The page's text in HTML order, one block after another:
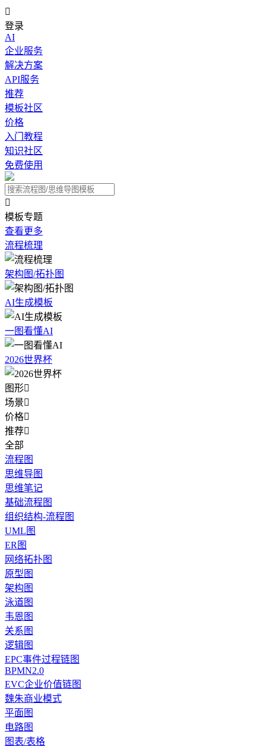

登录
AI
企业服务
解决方案
API服务
推荐
模板社区
价格
入门教程
知识社区
免费使用

模板专题
查看更多
流程梳理
架构图/拓扑图
AI生成模板
一图看懂AI
2026世界杯
图形
场景
价格
推荐
全部
流程图
思维导图
思维笔记
基础流程图
组织结构-流程图
UML图
ER图
网络拓扑图
原型图
架构图
泳道图
韦恩图
关系图
逻辑图
EPC事件过程链图
BPMN2.0
EVC企业价值链图
魏朱商业模式
平面图
电路图
图表/表格